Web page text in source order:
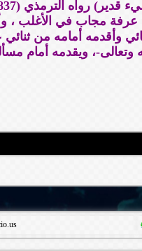
يوم عرفة مجاب في الأغلب ،
وأقدمه أمامه من
وتعالى-، ويقدمه أمام